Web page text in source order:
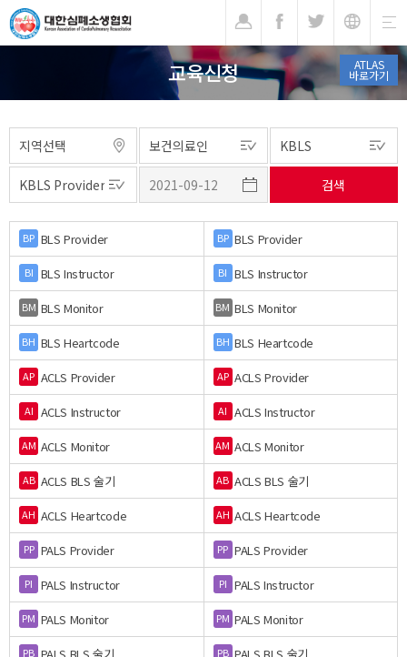
ATLAS
바로가기
교육신청
BP BLS Provider BP BLS Provider
BI BLS Instructor BI BLS Instructor
BM BLS Monitor BM BLS Monitor
BH BLS Heartcode BH BLS Heartcode
AP ACLS Provider AP ACLS Provider
AI ACLS Instructor AI ACLS Instructor
AM ACLS Monitor AM ACLS Monitor
AB ACLS BLS 술기 AB ACLS BLS 술기
AH ACLS Heartcode AH ACLS Heartcode
PP PALS Provider PP PALS Provider
PI PALS Instructor PI PALS Instructor
PM PALS Monitor PM PALS Monitor
PB PB